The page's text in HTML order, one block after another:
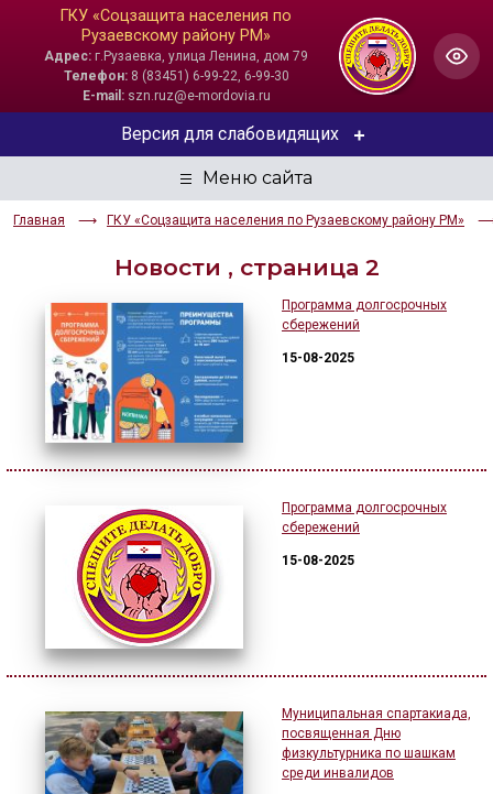
ГКУ «Соцзащита населения по
Рузаевскому району РМ»
Адрес: г.Рузаевка, улица Ленина, дом 79
Телефон:8 (83451) 6-99-22, 6-99-30
E-mail:szn.ruz@e-mordovia.ru
Главная ГКУ «Соцзащита населения по Рузаевскому району РМ»
Версия для слабовидящих
ЦВЕТОВАЯ СХЕМА
Aa Aa Aa
РАЗМЕР ТЕКСТА
Aa Aa
ИЗОБРАЖЕНИЯ
Скрыть
🔊 Включить озвучивание
Настройки по умолчанию
Настройки по умолчанию
Новости , страница 2
Программа долгосрочных
сбережений
15-08-2025
Программа долгосрочных
сбережений
15-08-2025
Муниципальная спартакиада,
посвященная Дню
физкультурника по шашкам
среди инвалидов